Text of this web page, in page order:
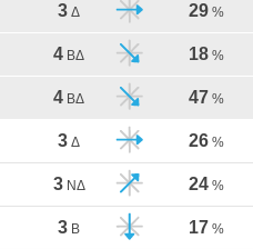
3 Δ 29 %
4 ΒΔ 18 %
4 ΒΔ 47 %
3 Δ 26 %
3 ΝΔ 24 %
3 Β 17 %